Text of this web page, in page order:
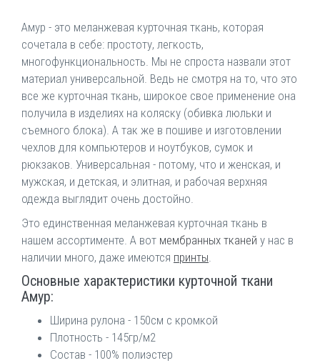
Амур - это меланжевая курточная ткань, которая
сочетала в себе: простоту, легкость,
многофункциональность. Мы не спроста назвали этот
материал универсальной. Ведь не смотря на то, что это
все же курточная ткань, широкое свое применение она
получила в изделиях на коляску (обивка люльки и
съемного блока). А так же в пошиве и изготовлении
чехлов для компьютеров и ноутбуков, сумок и
рюкзаков. Универсальная - потому, что и женская, и
мужская, и детская, и элитная, и рабочая верхняя
одежда выглядит очень достойно.
Это единственная меланжевая курточная ткань в
нашем ассортименте. А вот мембранных тканей у нас в
наличии много, даже имеются принты.
Основные характеристики курточной ткани
Амур:
Ширина рулона - 150см с кромкой
Плотность - 145гр/м2
Состав - 100% полиэстер